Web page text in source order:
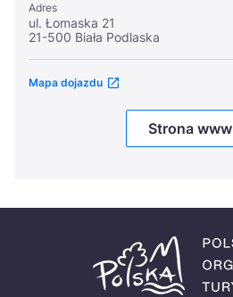
Adres
ul. Łomaska 21
21-500 Biała Podlaska
Mapa dojazdu
Strona www